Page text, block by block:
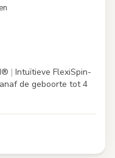
| Intuïtieve FlexiSpin-
de geboorte tot 4